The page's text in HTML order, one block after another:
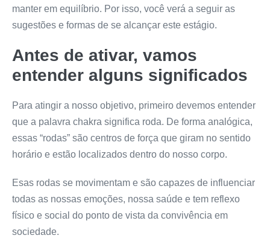
manter em equilíbrio. Por isso, você verá a seguir as
sugestões e formas de se alcançar este estágio.
Antes de ativar, vamos
entender alguns significados
Para atingir a nosso objetivo, primeiro devemos entender
que a palavra chakra significa roda. De forma analógica,
essas “rodas” são centros de força que giram no sentido
horário e estão localizados dentro do nosso corpo.
Esas rodas se movimentam e são capazes de influenciar
todas as nossas emoções, nossa saúde e tem reflexo
físico e social do ponto de vista da convivência em
sociedade.